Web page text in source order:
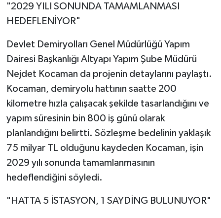
"2029 YILI SONUNDA TAMAMLANMASI
HEDEFLENİYOR"
Devlet Demiryolları Genel Müdürlüğü Yapım
Dairesi Başkanlığı Altyapı Yapım Şube Müdürü
Nejdet Kocaman da projenin detaylarını paylaştı.
Kocaman, demiryolu hattının saatte 200
kilometre hızla çalışacak şekilde tasarlandığını ve
yapım süresinin bin 800 iş günü olarak
planlandığını belirtti. Sözleşme bedelinin yaklaşık
75 milyar TL olduğunu kaydeden Kocaman, işin
2029 yılı sonunda tamamlanmasının
hedeflendiğini söyledi.
"HATTA 5 İSTASYON, 1 SAYDİNG BULUNUYOR"